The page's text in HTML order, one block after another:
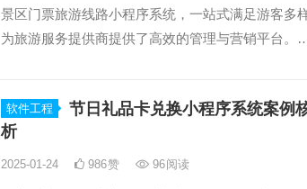
景区门票旅游线路小程序系统，一站式满足游客多
为旅游服务提供商提供了高效的管理与营销平台。
软件工程
节日礼品卡兑换小程序系统案例
析
2025-01-24 986赞 96阅读